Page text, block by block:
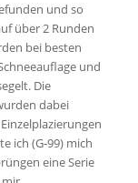
und so
über 2 Runden
bei besten
und
Die
dabei
ich (G-99) mich
eine Serie